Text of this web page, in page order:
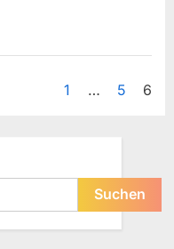
1 … 5 6
Suchen